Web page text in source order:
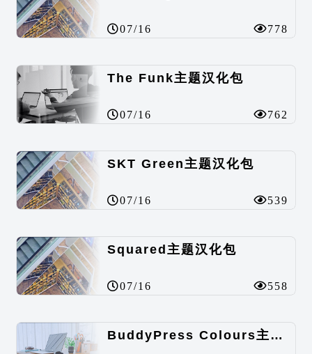
07/16 778
The Funk主题汉化包
07/16 762
SKT Green主题汉化包
07/16 539
Squared主题汉化包
07/16 558
BuddyPress Colours主题汉化包